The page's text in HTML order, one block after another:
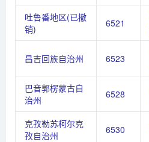
吐鲁番地区(已撤
销)
6521
昌吉回族自治州 6523
巴音郭楞蒙古自
治州
6528
克孜勒苏柯尔克
孜自治州
6530